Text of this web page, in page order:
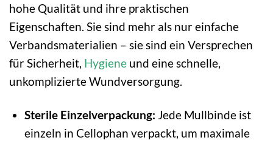
hohe Qualität und ihre praktischen
Eigenschaften. Sie sind mehr als nur einfache
Verbandsmaterialien – sie sind ein Versprechen
für Sicherheit, Hygiene und eine schnelle,
unkomplizierte Wundversorgung.
Sterile Einzelverpackung: Jede Mullbinde ist
einzeln in Cellophan verpackt, um maximale